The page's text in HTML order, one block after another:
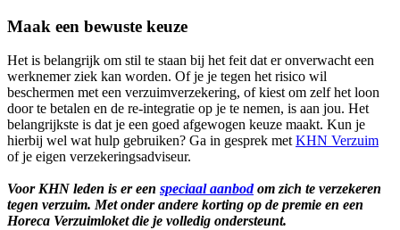
Maak een bewuste keuze
Het is belangrijk om stil te staan bij het feit dat er onverwacht een
werknemer ziek kan worden. Of je je tegen het risico wil
beschermen met een verzuimverzekering, of kiest om zelf het loon
door te betalen en de re-integratie op je te nemen, is aan jou. Het
belangrijkste is dat je een goed afgewogen keuze maakt. Kun je
hierbij wel wat hulp gebruiken? Ga in gesprek met KHN Verzuim
of je eigen verzekeringsadviseur.
Voor KHN leden is er een speciaal aanbodom zich te verzekeren
tegen verzuim. Met onder andere korting op de premie en een
Horeca Verzuimloket die je volledig ondersteunt.